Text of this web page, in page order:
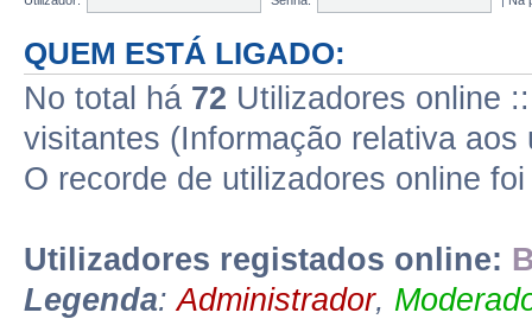
QUEM ESTÁ LIGADO:
No total há 72 Utilizadores online
visitantes (Informação relativa
O recorde de utilizadores online
Utilizadores registados online:
Legenda:Administrador,